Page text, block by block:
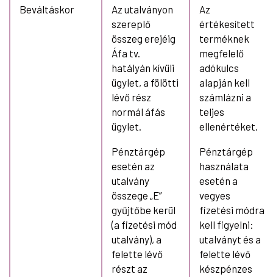
Beváltáskor
Az utalványon
szereplő
összeg erejéig
Áfa tv.
hatályán kívüli
ügylet, a fölötti
lévő rész
normál áfás
ügylet.
Pénztárgép
esetén az
utalvány
összege „E”
gyűjtőbe kerül
(a fizetési mód
utalvány), a
felette lévő
részt az
Az
értékesített
terméknek
megfelelő
adókulcs
alapján kell
számlázni a
teljes
ellenértéket.
Pénztárgép
használata
esetén a
vegyes
fizetési módra
kell figyelni:
utalványt és a
felette lévő
készpénzes